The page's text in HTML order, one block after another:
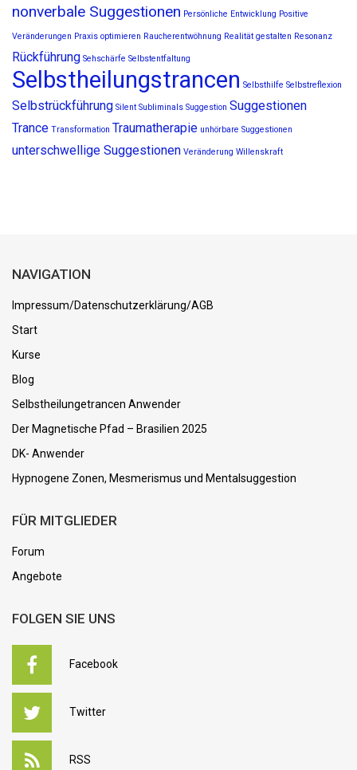
nonverbale Suggestionen Persönliche Entwicklung Positive
Veränderungen Praxis optimieren Raucherentwöhnung Realität gestalten Resonanz
Rückführung Sehschärfe Selbstentfaltung
Selbstheilungstrancen Selbsthilfe Selbstreflexion
Selbstrückführung Silent Subliminals Suggestion Suggestionen
Trance Transformation Traumatherapie unhörbare Suggestionen
unterschwellige Suggestionen Veränderung Willenskraft
NAVIGATION
Impressum/Datenschutzerklärung/AGB
Start
Kurse
Blog
Selbstheilungetrancen Anwender
Der Magnetische Pfad – Brasilien 2025
DK- Anwender
Hypnogene Zonen, Mesmerismus und Mentalsuggestion
FÜR MITGLIEDER
Forum
Angebote
FOLGEN SIE UNS
Facebook
Twitter
RSS